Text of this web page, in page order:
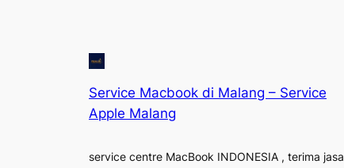
Service Macbook di Malang – Service
Apple Malang
service centre MacBook INDONESIA , terima jasa